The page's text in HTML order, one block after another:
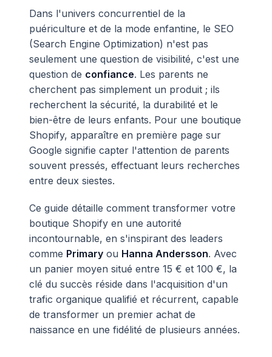
Dans l'univers concurrentiel de la
puériculture et de la mode enfantine, le SEO
(Search Engine Optimization) n'est pas
seulement une question de visibilité, c'est une
question de confiance. Les parents ne
cherchent pas simplement un produit ; ils
recherchent la sécurité, la durabilité et le
bien-être de leurs enfants. Pour une boutique
Shopify, apparaître en première page sur
Google signifie capter l'attention de parents
souvent pressés, effectuant leurs recherches
entre deux siestes.
Ce guide détaille comment transformer votre
boutique Shopify en une autorité
incontournable, en s'inspirant des leaders
comme Primary ou Hanna Andersson. Avec
un panier moyen situé entre 15 € et 100 €, la
clé du succès réside dans l'acquisition d'un
trafic organique qualifié et récurrent, capable
de transformer un premier achat de
naissance en une fidélité de plusieurs années.